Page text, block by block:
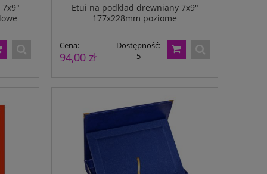
Etui na podkład drewniany 7x9"
177x228mm poziome
Cena:
94,00 zł
Dostępność:
5